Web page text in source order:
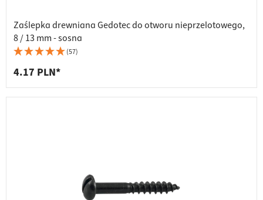
Zaślepka drewniana Gedotec do otworu nieprzelotowego,
8 / 13 mm - sosna
(57)
4.17 PLN*